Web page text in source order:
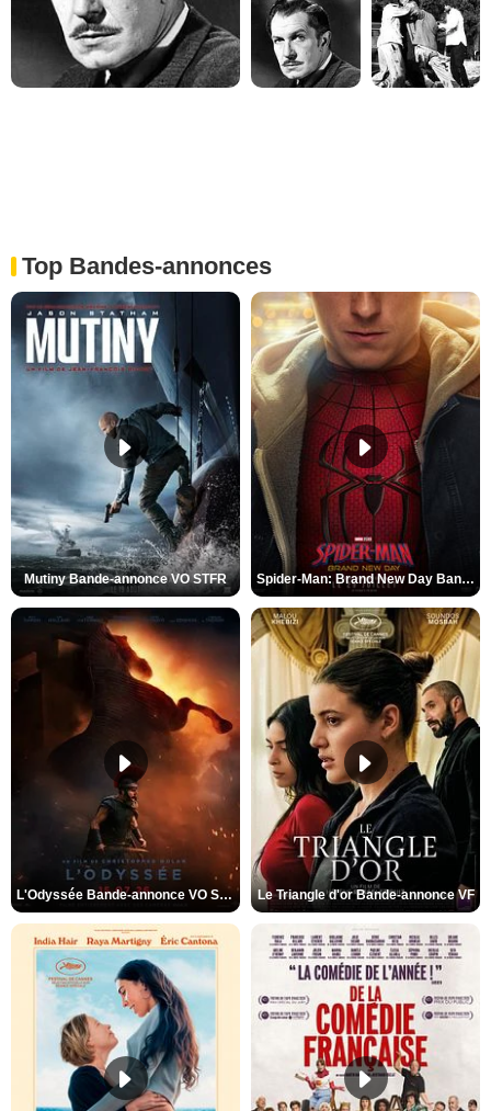
Top Bandes-annonces
Mutiny Bande-annonce VO STFR Spider-Man: Brand New Day Bande-annonce VO STFR
L'Odyssée Bande-annonce VO STFR Le Triangle d'or Bande-annonce VF